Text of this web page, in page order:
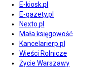
E-kiosk.pl
E-gazety.pl
Nexto.pl
Mała księgowość
Kancelarierp.pl
Wieści Rolnicze
Życie Warszawy